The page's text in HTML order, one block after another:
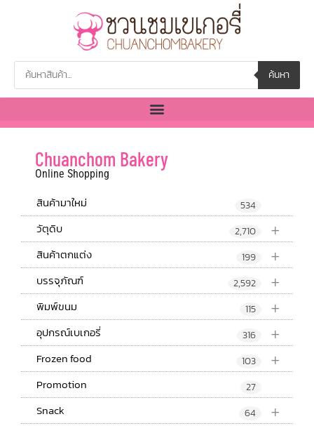
ค้นหา
Chuanchom Bakery
Online Shopping
สินค้ามาใหม่ 534
+
วัตุดิบ 2,710
+
สินค้าตกแต่ง 199
+
บรรจุภัณฑ์ 2,592
+
พิมพ์ขนม 115
+
อุปกรณ์เบเกอรี่ 316
+
Frozen food 103
Promotion 27
+
Snack 64